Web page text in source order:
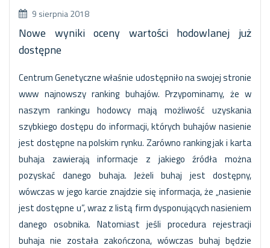
9 sierpnia 2018
Nowe wyniki oceny wartości hodowlanej już
dostępne
Centrum Genetyczne właśnie udostępniło na swojej stronie
www najnowszy ranking buhajów. Przypominamy, że w
naszym rankingu hodowcy mają możliwość uzyskania
szybkiego dostępu do informacji, których buhajów nasienie
jest dostępne na polskim rynku. Zarówno ranking jak i karta
buhaja zawierają informacje z jakiego źródła można
pozyskać danego buhaja. Jeżeli buhaj jest dostępny,
wówczas w jego karcie znajdzie się informacja, że „nasienie
jest dostępne u”, wraz z listą firm dysponujących nasieniem
danego osobnika. Natomiast jeśli procedura rejestracji
buhaja nie została zakończona, wówczas buhaj będzie